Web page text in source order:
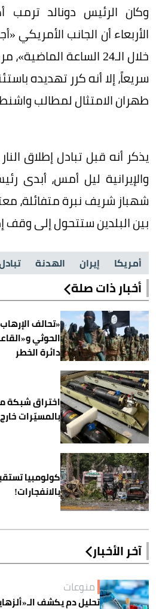
وكان الرئيس دونالد
الأربعاء أن الجانب الأمريكي
خلال الـ24 الساعة
سريعاً، إلا أنه كرر تهديده
طهران الامتثال لمطالب
يذكر أنه قبل تبادل إطلاق
والإيرانية ليل أمس، أبدى
شهباز شريف نبرة متفائلة،
بين البلدين ستتحول إلى وقف
أمريكا إيران الهدنة
أخبار ذات صلة
«تحالف
الحوثي
دائرة الخطر
اختراق شبكة
بالمسيّرات
كولومبيا
بالانفجارات!
آخر الأخبار
منوعات